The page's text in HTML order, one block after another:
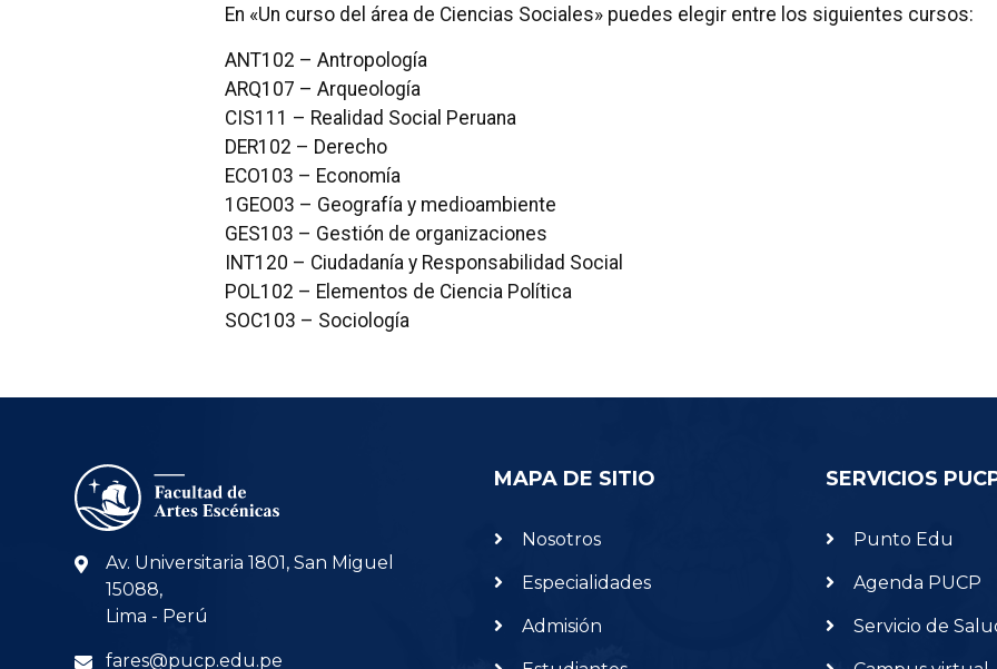
En «Un curso del área de Ciencias Sociales» puedes elegir entre los siguientes cursos:
ANT102 – Antropología
ARQ107 – Arqueología
CIS111 – Realidad Social Peruana
DER102 – Derecho
ECO103 – Economía
1GEO03 – Geografía y medioambiente
GES103 – Gestión de organizaciones
INT120 – Ciudadanía y Responsabilidad Social
POL102 – Elementos de Ciencia Política
SOC103 – Sociología
Av. Universitaria 1801, San Miguel
15088,
Lima - Perú
fares@pucp.edu.pe
MAPA DE SITIO
Nosotros
Especialidades
Admisión
SERVICIOS
Punto Edu
Agenda PUCP
Servicio de